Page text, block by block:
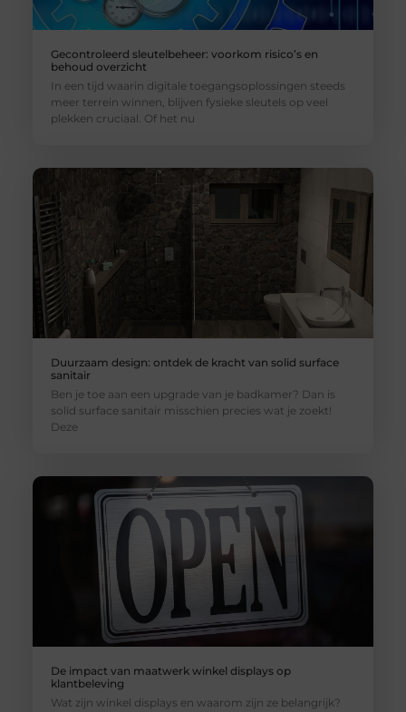
Gecontroleerd sleutelbeheer: voorkom risico’s en
behoud overzicht
In een tijd waarin digitale toegangsoplossingen steeds
meer terrein winnen, blijven fysieke sleutels op veel
plekken cruciaal. Of het nu
Duurzaam design: ontdek de kracht van solid surface
sanitair
Ben je toe aan een upgrade van je badkamer? Dan is
solid surface sanitair misschien precies wat je zoekt!
Deze
De impact van maatwerk winkel displays op
klantbeleving
Wat zijn winkel displays en waarom zijn ze belangrijk?